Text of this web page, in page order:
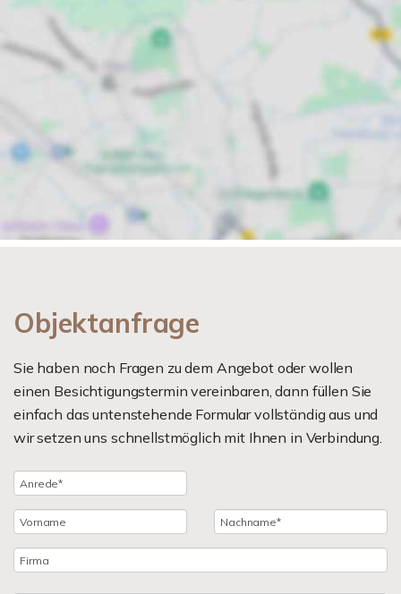
Objektanfrage
Sie haben noch Fragen zu dem Angebot oder wollen
einen Besichtigungstermin vereinbaren, dann füllen Sie
einfach das untenstehende Formular vollständig aus und
wir setzen uns schnellstmöglich mit Ihnen in Verbindung.